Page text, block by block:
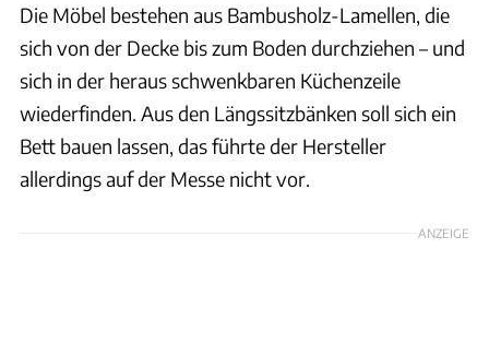
Die Möbel bestehen aus Bambusholz-Lamellen, die
sich von der Decke bis zum Boden durchziehen – und
sich in der heraus schwenkbaren Küchenzeile
wiederfinden. Aus den Längssitzbänken soll sich ein
Bett bauen lassen, das führte der Hersteller
allerdings auf der Messe nicht vor.
ANZEIGE